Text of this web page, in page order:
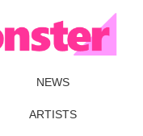
NEWS
ARTISTS